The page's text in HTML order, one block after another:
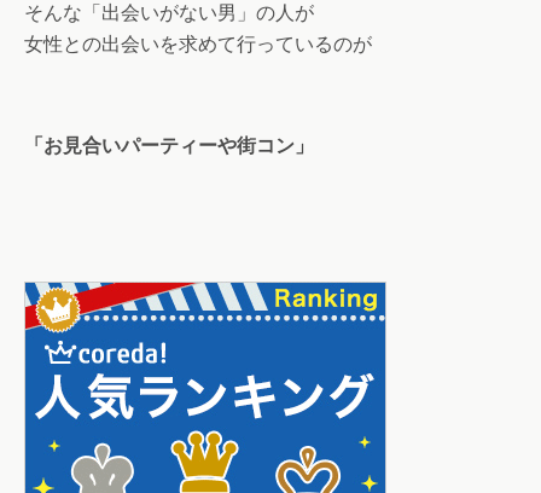
そんな「出会いがない男」の人が
女性との出会いを求めて行っているのが
「お見合いパーティーや街コン」